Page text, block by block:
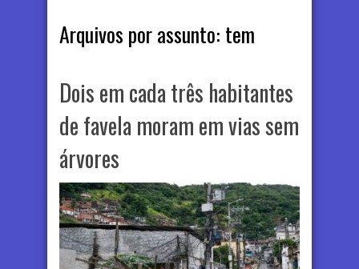
Arquivos por assunto: tem
Dois em cada três habitantes
de favela moram em vias sem
árvores